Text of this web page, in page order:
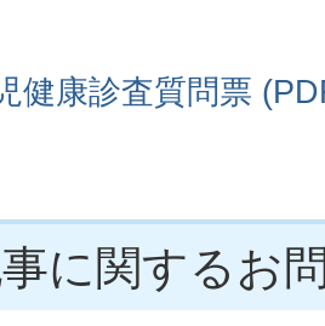
健康診査質問票
に関するお